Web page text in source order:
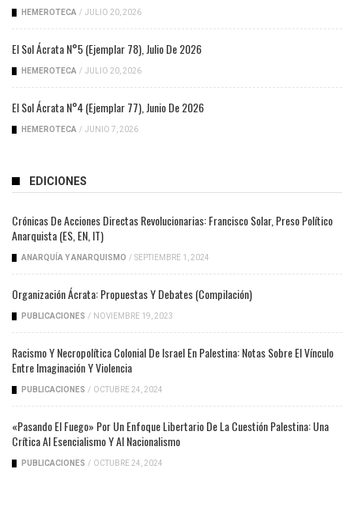
HEMEROTECA / JULIO 20, 2026
El Sol Ácrata N°5 (ejemplar 78), Julio De 2026
HEMEROTECA / JULIO 20, 2026
El Sol Ácrata N°4 (ejemplar 77), Junio De 2026
HEMEROTECA / JUNIO 7, 2026
EDICIONES
Crónicas De Acciones Directas Revolucionarias: Francisco Solar, Preso Político
Anarquista (ES, EN, IT)
ANARQUÍA Y ANARQUISMO / SEPTIEMBRE 1, 2024
Organización Ácrata: Propuestas Y Debates (compilación)
PUBLICACIONES / NOVIEMBRE 19, 2023
Racismo Y Necropolítica Colonial De Israel En Palestina: Notas Sobre El Vínculo
Entre Imaginación Y Violencia
PUBLICACIONES / OCTUBRE 24, 2024
«Pasando El Fuego» Por Un Enfoque Libertario De La Cuestión Palestina: Una
Crítica Al Esencialismo Y Al Nacionalismo
PUBLICACIONES / OCTUBRE 24, 2024